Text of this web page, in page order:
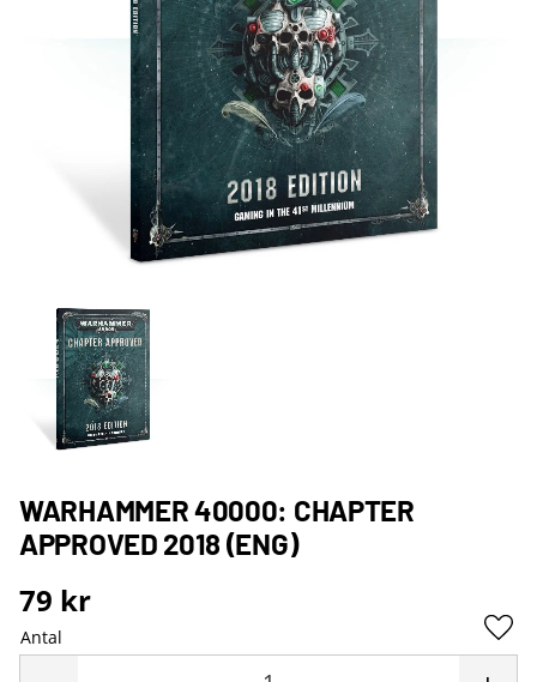
WARHAMMER 40000: CHAPTER
APPROVED 2018 (ENG)
79 kr
Antal